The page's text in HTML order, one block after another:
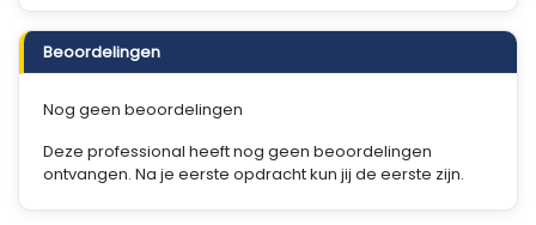
Beoordelingen
Nog geen beoordelingen
Deze professional heeft nog geen beoordelingen
ontvangen. Na je eerste opdracht kun jij de eerste zijn.